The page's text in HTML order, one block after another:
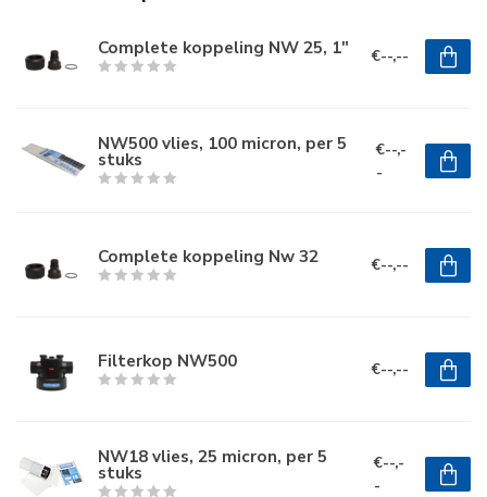
Complete koppeling NW 25, 1" €--,--
NW500 vlies, 100 micron, per 5
stuks
€--,-
-
Complete koppeling Nw 32 €--,--
Filterkop NW500 €--,--
NW18 vlies, 25 micron, per 5
stuks
€--,-
-